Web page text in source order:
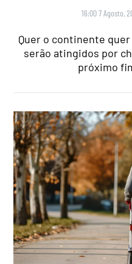
16:00 7 Agosto,
Quer o continente
serão atingidos por
próximo